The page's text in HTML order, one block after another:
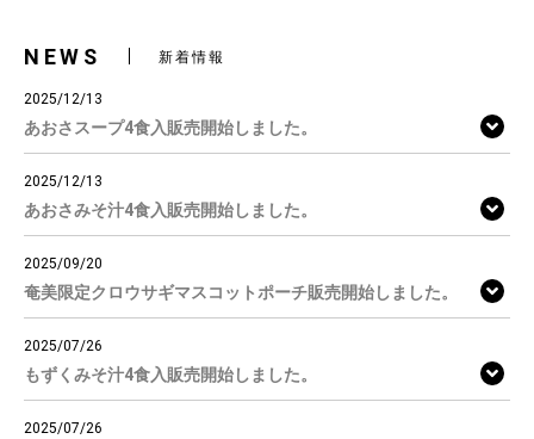
NEWS 新着情報
2025/12/13
あおさスープ4食入販売開始しました。
2025/12/13
あおさみそ汁4食入販売開始しました。
2025/09/20
奄美限定クロウサギマスコットポーチ販売開始しました。
2025/07/26
もずくみそ汁4食入販売開始しました。
2025/07/26